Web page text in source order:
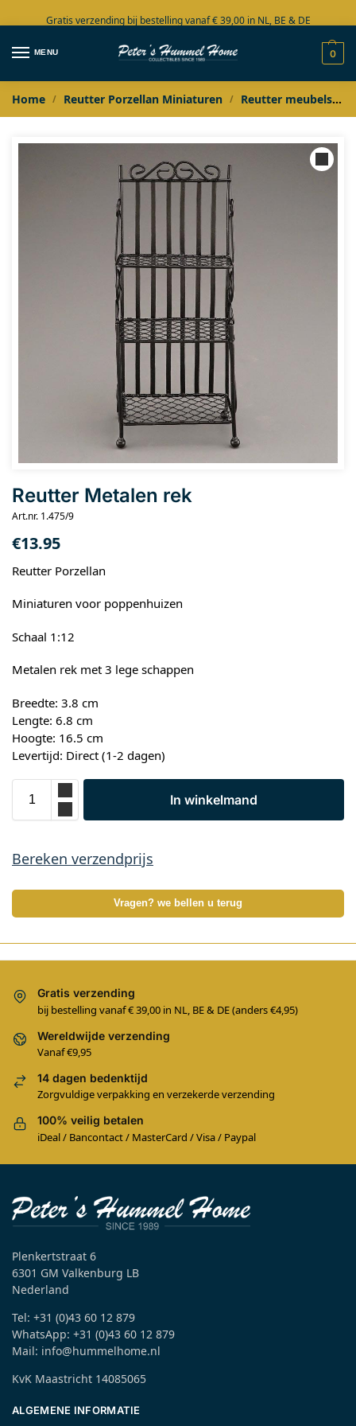
Gratis verzending bij bestelling vanaf € 39,00 in NL, BE & DE
Grote collectie in voorraad
MENU 0
Home / Reutter Porzellan Miniaturen / Reutter meubels
Reutter Metalen rek
Art.nr. 1.475/9
€13.95
Reutter Porzellan
Miniaturen voor poppenhuizen
Schaal 1:12
Metalen rek met 3 lege schappen
Breedte: 3.8 cm
Lengte: 6.8 cm
Hoogte: 16.5 cm
Levertijd: Direct (1-2 dagen)
In winkelmand
Bereken verzendprijs
Vragen? we bellen u terug
Gratis verzending
bij bestelling vanaf € 39,00 in NL, BE & DE (anders €4,95)
Wereldwijde verzending
Vanaf €9,95
14 dagen bedenktijd
Zorgvuldige verpakking en verzekerde verzending
100% veilig betalen
iDeal / Bancontact / MasterCard / Visa / Paypal
Plenkertstraat 6
6301 GM Valkenburg LB
Nederland
Tel: +31 (0)43 60 12 879
WhatsApp: +31 (0)43 60 12 879
Mail: info@hummelhome.nl
KvK Maastricht 14085065
ALGEMENE INFORMATIE